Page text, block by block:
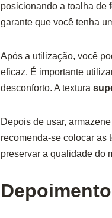
posicionando a toalha de
garante que você tenha
Após a utilização, você
eficaz. É importante
desconforto. A textura
Depois de usar,
recomenda-se colocar as
preservar a qualidade do